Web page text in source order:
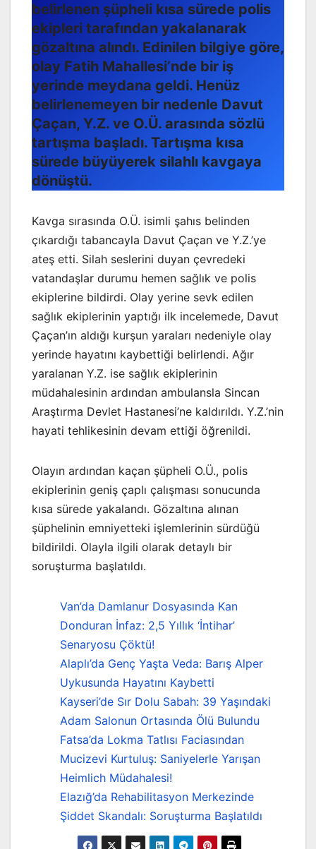
belirlenen şüpheli kısa sürede polis
ekipleri tarafından yakalanarak
gözaltına alındı. Edinilen bilgiye göre,
olay Fatih Mahallesi’nde bir iş
yerinde meydana geldi. Henüz
belirlenemeyen bir nedenle Davut
Çaçan, Y.Z. ve O.Ü. arasında sözlü
tartışma başladı. Tartışma kısa
sürede büyüyerek silahlı kavgaya
dönüştü.
Kavga sırasında O.Ü. isimli şahıs belinden
çıkardığı tabancayla Davut Çaçan ve Y.Z.’ye
ateş etti. Silah seslerini duyan çevredeki
vatandaşlar durumu hemen sağlık ve polis
ekiplerine bildirdi. Olay yerine sevk edilen
sağlık ekiplerinin yaptığı ilk incelemede, Davut
Çaçan’ın aldığı kurşun yaraları nedeniyle olay
yerinde hayatını kaybettiği belirlendi. Ağır
yaralanan Y.Z. ise sağlık ekiplerinin
müdahalesinin ardından ambulansla Sincan
Araştırma Devlet Hastanesi’ne kaldırıldı. Y.Z.’nin
hayati tehlikesinin devam ettiği öğrenildi.
Olayın ardından kaçan şüpheli O.Ü., polis
ekiplerinin geniş çaplı çalışması sonucunda
kısa sürede yakalandı. Gözaltına alınan
şüphelinin emniyetteki işlemlerinin sürdüğü
bildirildi. Olayla ilgili olarak detaylı bir
soruşturma başlatıldı.
Van’da Damlanur Dosyasında Kan
Donduran İnfaz: 2,5 Yıllık ‘İntihar’
Senaryosu Çöktü!
Alaplı’da Genç Yaşta Veda: Barış Alper
Uykusunda Hayatını Kaybetti
Kayseri’de Sır Dolu Sabah: 39 Yaşındaki
Adam Salonun Ortasında Ölü Bulundu
Fatsa’da Lokma Tatlısı Faciasından
Mucizevi Kurtuluş: Saniyelerle Yarışan
Heimlich Müdahalesi!
Elazığ’da Rehabilitasyon Merkezinde
Şiddet Skandalı: Soruşturma Başlatıldı